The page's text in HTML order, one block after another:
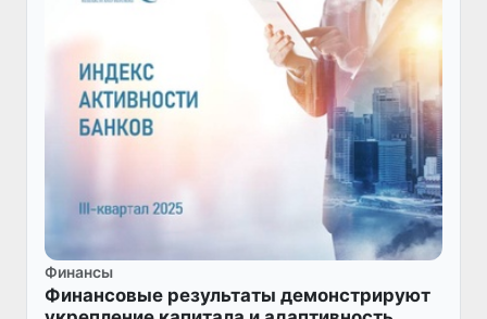
Финансы
Финансовые результаты демонстрируют